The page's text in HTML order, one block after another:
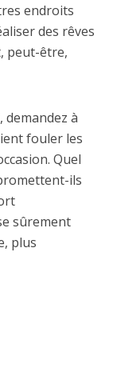
endroits
des rêves
peut-être,
demandez à
fouler les
Quel
ils
sûrement
plus